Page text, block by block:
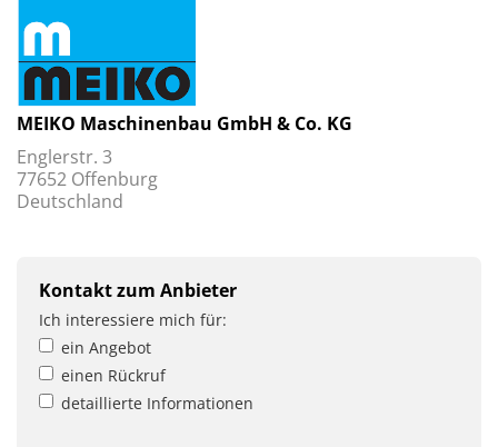
MEIKO Maschinenbau GmbH & Co. KG
Englerstr. 3
77652 Offenburg
Deutschland
Kontakt zum Anbieter
Ich interessiere mich für:
ein Angebot
einen Rückruf
detaillierte Informationen